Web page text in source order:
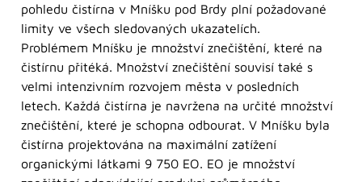
pohledu čistírna v Mníšku pod Brdy plní požadované
limity ve všech sledovaných ukazatelích.
Problémem Mníšku je množství znečištění, které na
čistírnu přitéká. Množství znečištění souvisí také s
velmi intenzivním rozvojem města v posledních
letech. Každá čistírna je navržena na určité množství
znečištění, které je schopna odbourat. V Mníšku byla
čistírna projektována na maximální zatížení
organickými látkami 9 750 EO. EO je množství